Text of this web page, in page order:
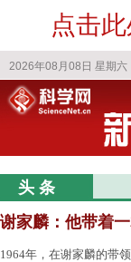
点击
头 条
谢家麟：他带着
1964年，在谢家麟的带